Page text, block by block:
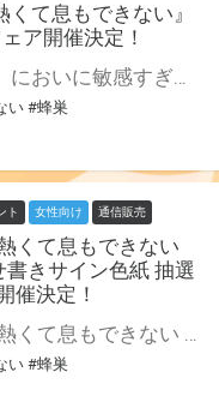
て息もできない』
ア開催決定！
専門学生の絢斗は、においに敏感すぎる体質。 体が熱くなってしまう魅惑的な匂いの同級生・理央と出会い、恋人同士になった。 強引で俺様だけど実は誰より優しい彼に支えられ、充実した日々を送る絢斗。 だが、学園祭のヘアショーでチームメイトになった夢野に二人の関係がバレてしまう。 それがきっかけで理央とすれ違い、会えない寂しさと不安を募らせる絢斗だが…。 人気大沸騰！『甘くて熱くて息もできない』の待望2巻が4月21日発売！ 新刊の発売を記念して、とらのあなでは蜂巣先生の直筆サイン＆当選者宛名入りグッズの抽選プレゼントフェアを開催いたします♡ とらのあな特典のA4クリアファイルに先生の直筆サインと当選者氏名を入れていただき、抽選にてプレゼント！ この貴重な機会、皆様ぜひ奮ってご応募くださいませ☆
い#蜂巣
ト 女性向け 通信販売
くて息もできない
きサイン色紙 抽選
催決定！
ドラマCD『甘くて熱くて息もできない 2』の発売を記念して、「寄せ書きサイン色紙抽選プレゼントフェア」の開催が決定しました！ 対象店舗にてご購入いただいた方の中から抽選でプレゼントいたします。 是非、ご応募ください
い#蜂巣